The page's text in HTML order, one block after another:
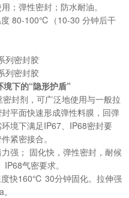
；弹性密封；防水耐油。
80-100℃（10-30 分钟后干
下的“隐形护盾”
封剂，可广泛地使用与一般拉
平面快速形成弹性料膜，回弹
境下满足IP67、IP68密封要
紧密接合。
强； 固化快，弹性密封，耐候
气密要求。
快160℃ 30分钟固化。拉伸强